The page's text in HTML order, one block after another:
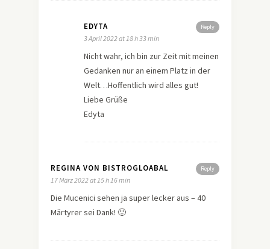
Reply
EDYTA
3 April 2022 at 18 h 33 min
Nicht wahr, ich bin zur Zeit mit meinen
Gedanken nur an einem Platz in der
Welt…Hoffentlich wird alles gut!
Liebe Grüße
Edyta
Reply
REGINA VON BISTROGLOABAL
17 März 2022 at 15 h 16 min
Die Mucenici sehen ja super lecker aus – 40
Märtyrer sei Dank! 🙂